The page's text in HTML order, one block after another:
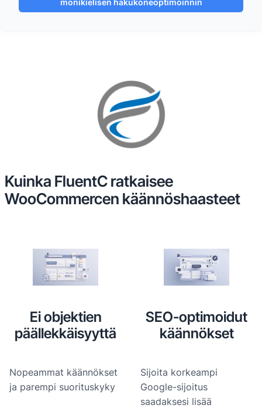
Kuinka FluentC ratkaisee
WooCommercen käännöshaasteet
Ei objektien
päällekkäisyyttä
Nopeammat käännökset
ja parempi suorituskyky
SEO-optimoidut
käännökset
Sijoita korkeampi
Google-sijoitus
saadaksesi lisää